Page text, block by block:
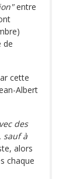
entre
de
cette
Albert
des
sauf à
alors
chaque